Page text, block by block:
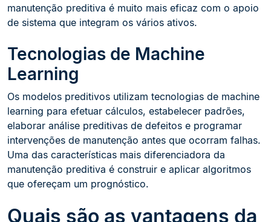
manutenção preditiva é muito mais eficaz com o apoio
de sistema que integram os vários ativos.
Tecnologias de Machine
Learning
Os modelos preditivos utilizam tecnologias de machine
learning para efetuar cálculos, estabelecer padrões,
elaborar análise preditivas de defeitos e programar
intervenções de manutenção antes que ocorram falhas.
Uma das características mais diferenciadora da
manutenção preditiva é construir e aplicar algoritmos
que ofereçam um prognóstico.
Quais são as vantagens da